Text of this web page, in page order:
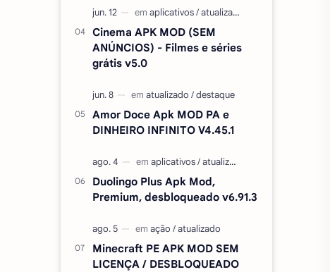
Cinema APK MOD (SEM
ANÚNCIOS) - Filmes e séries
grátis v5.0
Amor Doce Apk MOD PA e
DINHEIRO INFINITO V4.45.1
Duolingo Plus Apk Mod,
Premium, desbloqueado v6.91.3
Minecraft PE APK MOD SEM
LICENÇA / DESBLOQUEADO